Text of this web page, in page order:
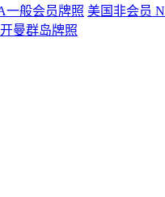
一般会员牌照 美国非会员
开曼群岛牌照